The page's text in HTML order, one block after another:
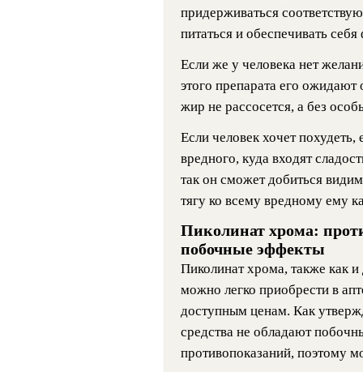
придерживаться
питаться и обеспечивать
Если же у человека нет
этого препарата его ожидают
жир не рассосется, а без
Если человек хочет похудеть,
вредного, куда входят
так он сможет добиться
тягу ко всему вредному ему
Пиколинат хрома:
побочные эффекты
Пиколинат хрома, также как и
можно легко приобрести в
доступным ценам. Как
средства не обладают
противопоказаний, поэтому